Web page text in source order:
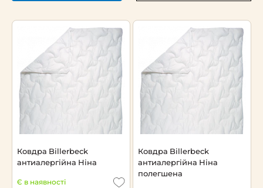
Ковдра Billerbeck
антиалергійна Ніна
Є в наявності
Ковдра Billerbeck
антиалергійна Ніна
полегшена